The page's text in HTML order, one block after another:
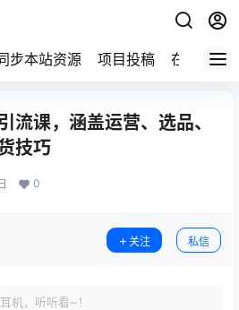
步本站资源 项目投稿 在线工具
流课，涵盖运营、选品、
技巧
0
关注 私信
机，听听看~！